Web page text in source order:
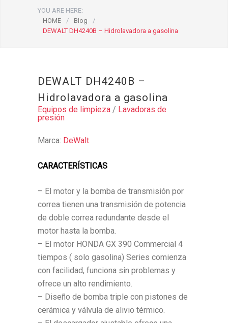
YOU ARE HERE:
HOME
/ Blog
/
DEWALT DH4240B – Hidrolavadora a gasolina
DEWALT DH4240B –
Hidrolavadora a gasolina
Equipos de limpieza / Lavadoras de
presión
Marca: DeWalt
CARACTERÍSTICAS
– El motor y la bomba de transmisión por
correa tienen una transmisión de potencia
de doble correa redundante desde el
motor hasta la bomba.
– El motor HONDA GX 390 Commercial 4
tiempos ( solo gasolina) Series comienza
con facilidad, funciona sin problemas y
ofrece un alto rendimiento.
– Diseño de bomba triple con pistones de
cerámica y válvula de alivio térmico.